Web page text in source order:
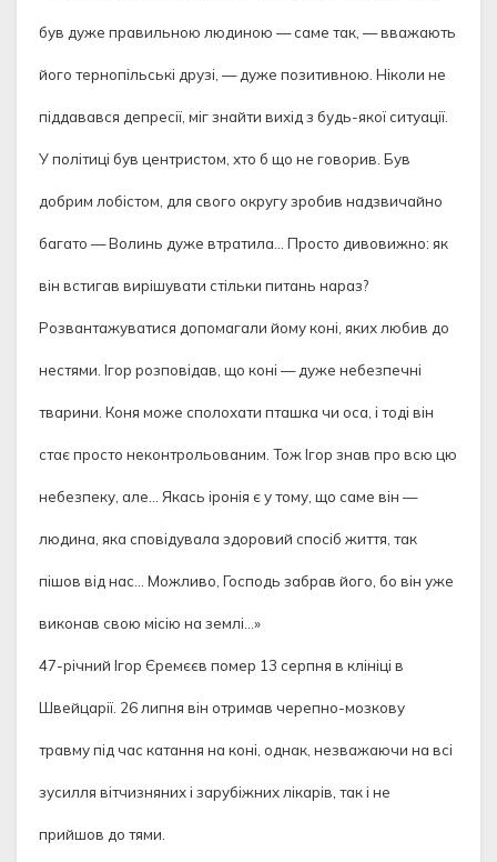
був дуже правильною людиною — саме так, — вважають
його тернопільські друзі, — дуже позитивною. Ніколи не
піддавався депресії, міг знайти вихід з будь-якої ситуації.
У політиці був центристом, хто б що не говорив. Був
добрим лобістом, для свого округу зробив надзвичайно
багато — Волинь дуже втратила… Просто дивовижно: як
він встигав вирішувати стільки питань нараз?
Розвантажуватися допомагали йому коні, яких любив до
нестями. Ігор розповідав, що коні — дуже небезпечні
тварини. Коня може сполохати пташка чи оса, і тоді він
стає просто неконтрольованим. Тож Ігор знав про всю цю
небезпеку, але… Якась іронія є у тому, що саме він —
людина, яка сповідувала здоровий спосіб життя, так
пішов від нас… Можливо, Господь забрав його, бо він уже
виконав свою місію на землі…»
47-річний Ігор Єремєєв помер 13 серпня в клініці в
Швейцарії. 26 липня він отримав черепно-мозкову
травму під час катання на коні, однак, незважаючи на всі
зусилля вітчизняних і зарубіжних лікарів, так і не
прийшов до тями.